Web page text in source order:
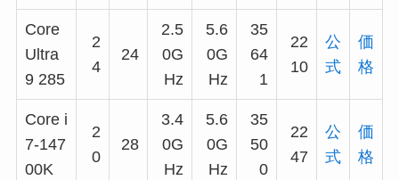
Core
Ultra
9 285
2
4
24
2.5
0G
Hz
5.6
0G
Hz
35
64
1
22
10
公
式
価
格
Core i
7-147
00K
2
0
28
3.4
0G
Hz
5.6
0G
Hz
35
50
0
22
47
公
式
価
格